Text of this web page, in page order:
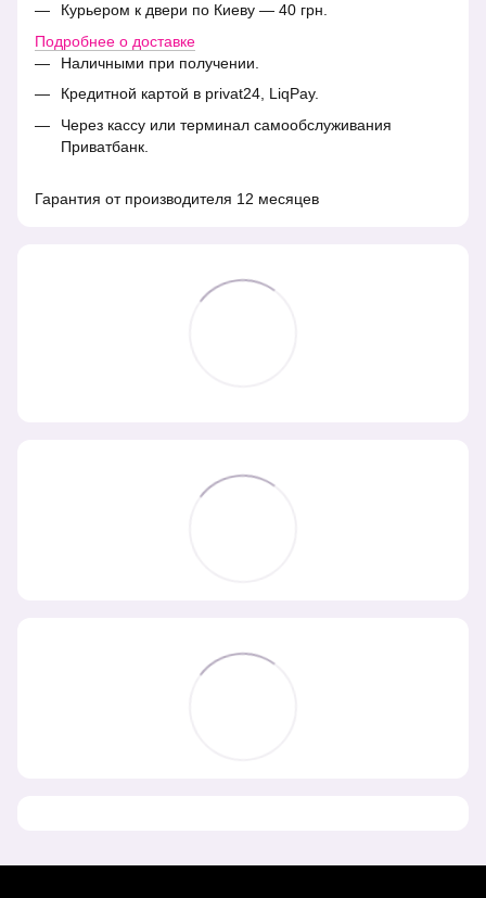
Курьером к двери по Киеву — 40 грн.
Подробнее о доставке
Наличными при получении.
Кредитной картой в privat24, LiqPay.
Через кассу или терминал самообслуживания
Приватбанк.
Гарантия от производителя 12 месяцев